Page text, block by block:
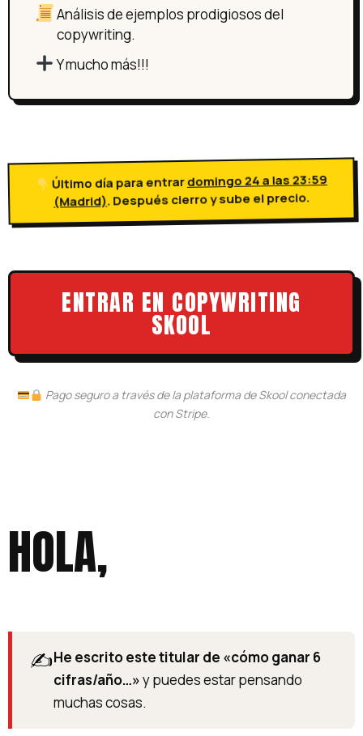
Análisis de ejemplos prodigiosos del
copywriting.
Y mucho más!!!
Último día para entrardomingo 24 a las 23:59
(Madrid). Después cierro y sube el precio.
ENTRAR EN COPYWRITING
SKOOL
Pago seguro a través de la plataforma de Skool conectada
con Stripe.
HOLA,
✍️He escrito este titular de «cómo ganar 6
cifras/año…»y puedes estar pensando
muchas cosas.